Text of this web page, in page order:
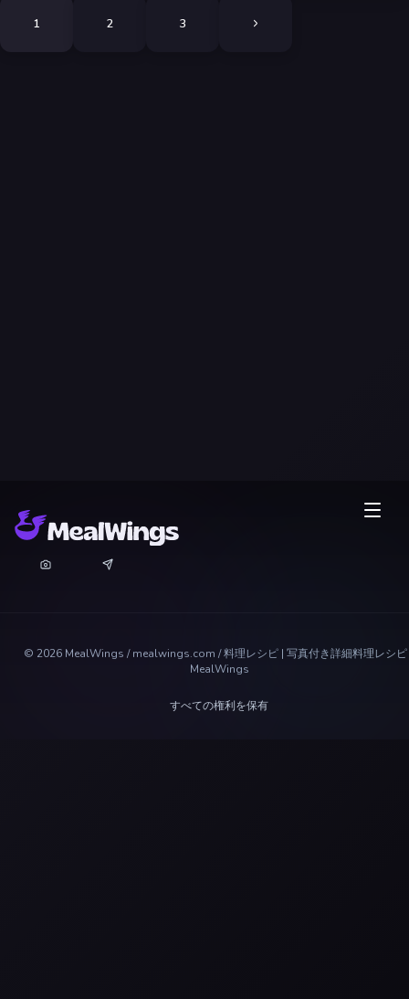
1 2 3
© 2026 MealWings / mealwings.com /料理レシピ | 写真付き詳細料理レシ
MealWings
すべての権利を保有